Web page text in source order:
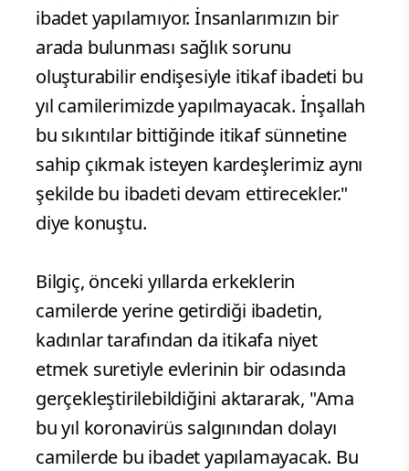
ibadet yapılamıyor. İnsanlarımızın bir
arada bulunması sağlık sorunu
oluşturabilir endişesiyle itikaf ibadeti bu
yıl camilerimizde yapılmayacak. İnşallah
bu sıkıntılar bittiğinde itikaf sünnetine
sahip çıkmak isteyen kardeşlerimiz aynı
şekilde bu ibadeti devam ettirecekler."
diye konuştu.
Bilgiç, önceki yıllarda erkeklerin
camilerde yerine getirdiği ibadetin,
kadınlar tarafından da itikafa niyet
etmek suretiyle evlerinin bir odasında
gerçekleştirilebildiğini aktararak, "Ama
bu yıl koronavirüs salgınından dolayı
camilerde bu ibadet yapılamayacak. Bu